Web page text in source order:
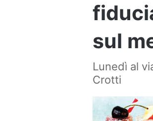
sul
Lunedì al
Crotti